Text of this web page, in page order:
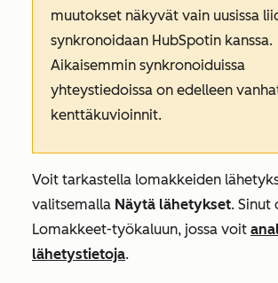
muutokset näkyvät vain uusissa
synkronoidaan HubSpotin kanssa.
Aikaisemmin synkronoiduissa
yhteystiedoissa on edelleen
kenttäkuvioinnit.
Voit tarkastella lomakkeiden
valitsemalla Näytä lähetykset. Sinut
Lomakkeet-työkaluun, jossa voit
lähetystietoja.